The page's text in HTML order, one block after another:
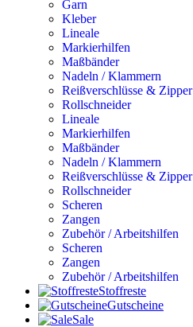
Garn
Kleber
Lineale
Markierhilfen
Maßbänder
Nadeln / Klammern
Reißverschlüsse & Zipper
Rollschneider
Lineale
Markierhilfen
Maßbänder
Nadeln / Klammern
Reißverschlüsse & Zipper
Rollschneider
Scheren
Zangen
Zubehör / Arbeitshilfen
Scheren
Zangen
Zubehör / Arbeitshilfen
Stoffreste
Gutscheine
Sale